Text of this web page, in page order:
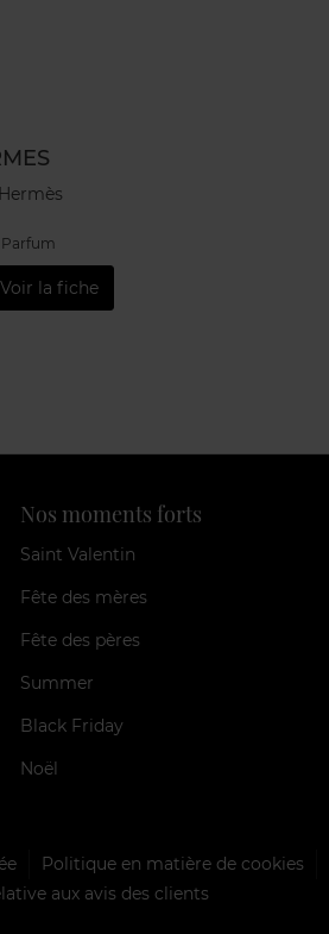
Parfum
Voir la fiche
Nos moments forts
Saint Valentin
Fête des mères
Fête des pères
Summer
Black Friday
Noël
Politique en matière de cookies
aux avis des clients